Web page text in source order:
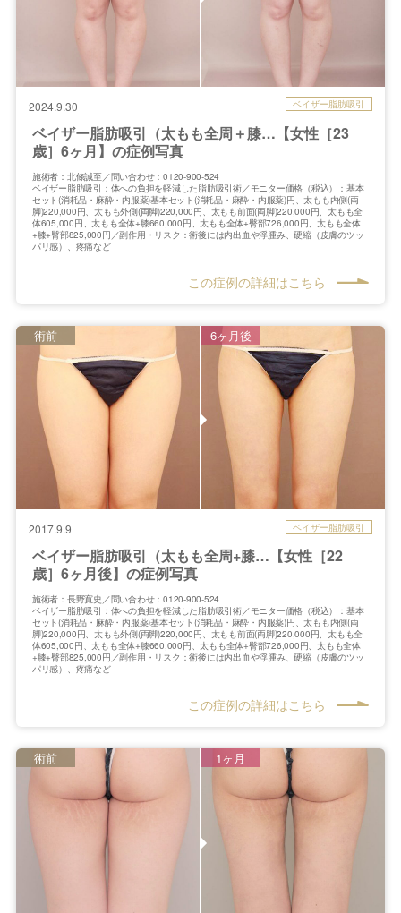
2024.9.30 ベイザー脂肪吸引
ベイザー脂肪吸引（太もも全周＋膝…【女性［23
歳］6ヶ月】の症例写真
施術者：北條誠至／問い合わせ：0120-900-524
ベイザー脂肪吸引：体への負担を軽減した脂肪吸引術／モニター価格（税込）：基本
セット(消耗品・麻酔・内服薬)基本セット(消耗品・麻酔・内服薬)円、太もも内側(両
脚)220,000円、太もも外側(両脚)220,000円、太もも前面(両脚)220,000円、太もも全
体605,000円、太もも全体+膝660,000円、太もも全体+臀部726,000円、太もも全体
+膝+臀部825,000円／副作用・リスク：術後には内出血や浮腫み、硬縮（皮膚のツッ
パリ感）、疼痛など
この症例の詳細はこちら
2017.9.9 ベイザー脂肪吸引
ベイザー脂肪吸引（太もも全周+膝…【女性［22
歳］6ヶ月後】の症例写真
術前 6ヶ月後
施術者：長野寛史／問い合わせ：0120-900-524
ベイザー脂肪吸引：体への負担を軽減した脂肪吸引術／モニター価格（税込）：基本
セット(消耗品・麻酔・内服薬)基本セット(消耗品・麻酔・内服薬)円、太もも内側(両
脚)220,000円、太もも外側(両脚)220,000円、太もも前面(両脚)220,000円、太もも全
体605,000円、太もも全体+膝660,000円、太もも全体+臀部726,000円、太もも全体
+膝+臀部825,000円／副作用・リスク：術後には内出血や浮腫み、硬縮（皮膚のツッ
パリ感）、疼痛など
この症例の詳細はこちら
術前 1ヶ月